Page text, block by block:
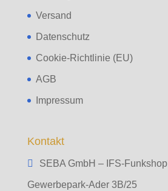
Versand
Datenschutz
Cookie-Richtlinie (EU)
AGB
Impressum
Kontakt
SEBA GmbH – IFS-Funkshop
Gewerbepark-Ader 3B/25